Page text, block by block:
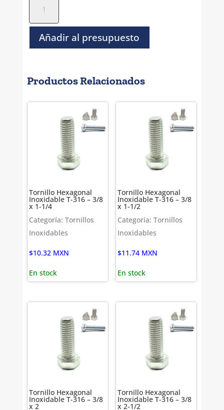
Socket
Cilindro
Negro
NC-
x
cantidad
Añadir al presupuesto
Productos Relacionados
Tornillo Hexagonal
Inoxidable T-316 – 3/8
x 1-1/4
Categoría: Tornillos
Inoxidables
$10.32 MXN
En stock
Tornillo Hexagonal
Inoxidable T-316 – 3/8
x 1-1/2
Categoría: Tornillos
Inoxidables
$11.74 MXN
En stock
Tornillo Hexagonal
Inoxidable T-316 – 3/8
x 2
Tornillo Hexagonal
Inoxidable T-316 – 3/8
x 2-1/2